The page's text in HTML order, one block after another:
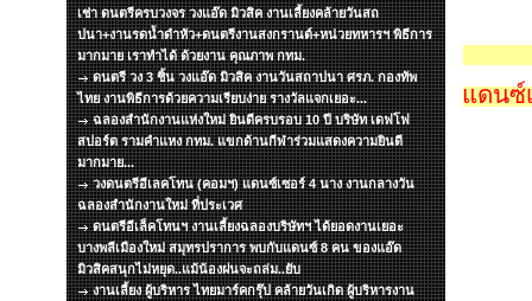
เช่า ดนตรีครบวงจร วงแอ๊ด มิวสิค งานเลี้ยงคล้ายวันสถ
ปนา+งานรดน้ำดำหัว+ดนตรีงานสงกรานต์+หน่วยทหารฯ พิธีการ
มากมาย เราทำได้ ด้วยงาน คุณภาพ กทม.
ดนตรี วง 3 ชิ้น วงแอ๊ด มิวสิค งานวันสถาปนา ศรภ. กองทัพ
ไทย งานพิธีการด้วยความเรียบง่าย รางวัลแจกเยอะ...
ฉลองสำนักงานแห่งใหม่ ยินดีครบรอบ 10 ปี บริษัท เดฟโฟ
สปอร์ต รามคำแหง กทม. แขกด้านกีฬาร่วมแสดงความยินดี
มากมาย...
วงดนตรีอีเลคโทน (คอมฯ) แดนซ์เซอร์ 4 นาง งานกลางวัน
ฉลองสำนักงานใหม่ ที่ประเวศ
ดนตรีอีเล็คโทนฯ งานเลี้ยงฉลองบริษัทฯ ได้ยอดงานเยอะ
บางพลีเมืองใหม่ สมุทรปราการ พบกับแดนซ์ 8 คน ของแอ๊ด
มิวสิคสนุกไม่หยุด..แม้น้องฝนจะถล่ม..ยับ
งานเลี้ยง ผู้บริหาร ไทยมาร์คกรุ๊ป คล้ายวันเกิด ผู้บริหารงาน
แดนซ์